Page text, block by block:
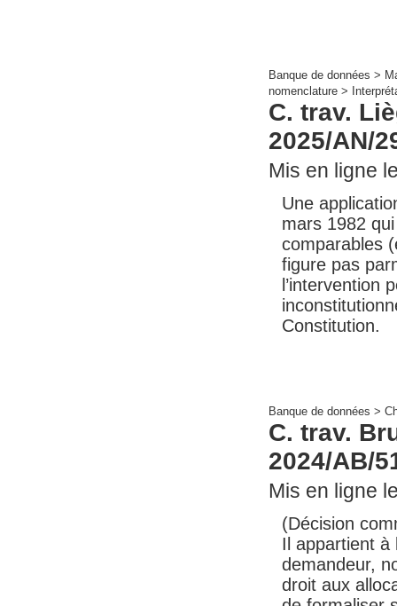
Banque de données >
nomenclature >
C. trav.
2025/AN/
Mis en ligne
Une
mars 1982
comparables
figure pas
l’intervention
Constitution.
Banque de données >
C. trav.
2024/AB/
Mis en ligne
(Décision
Il appartient à
demandeur,
droit aux